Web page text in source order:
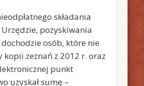
składania
Urzędzie, pozyskiwania
osób, które nie
kopii zeznań z 2012 r. oraz
punkt
uzyskał sumę –